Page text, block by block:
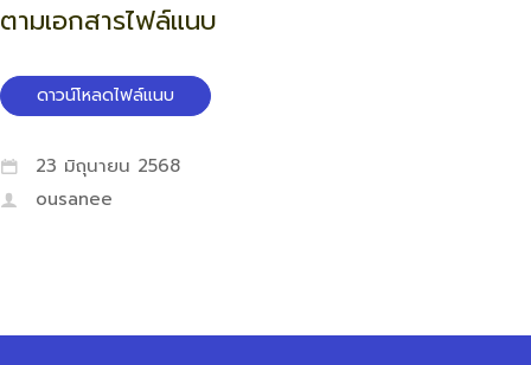
ตามเอกสารไฟล์แนบ
ดาวน์โหลดไฟล์แนบ
23 มิถุนายน 2568
ousanee